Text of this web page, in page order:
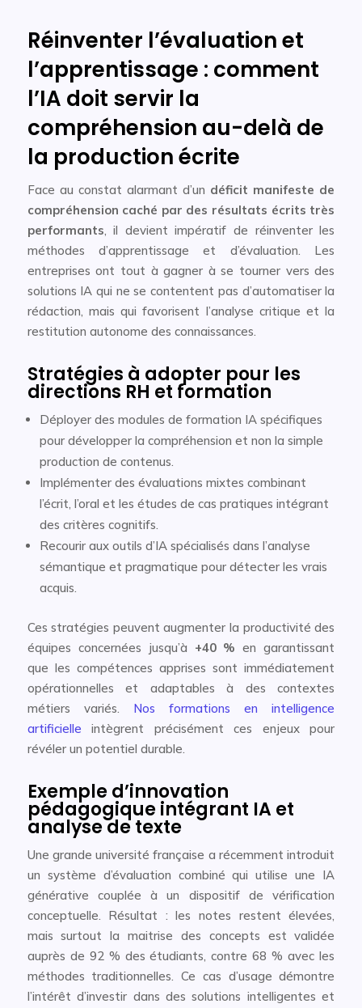
Réinventer l’évaluation et
l’apprentissage : comment
l’IA doit servir la
compréhension au-delà de
la production écrite
Face au constat alarmant d’un déficit manifeste de
compréhension caché par des résultats écrits très
performants, il devient impératif de réinventer les
méthodes d’apprentissage et d’évaluation. Les
entreprises ont tout à gagner à se tourner vers des
solutions IA qui ne se contentent pas d’automatiser la
rédaction, mais qui favorisent l’analyse critique et la
restitution autonome des connaissances.
Stratégies à adopter pour les
directions RH et formation
Déployer des modules de formation IA spécifiques
pour développer la compréhension et non la simple
production de contenus.
Implémenter des évaluations mixtes combinant
l’écrit, l’oral et les études de cas pratiques intégrant
des critères cognitifs.
Recourir aux outils d’IA spécialisés dans l’analyse
sémantique et pragmatique pour détecter les vrais
acquis.
Ces stratégies peuvent augmenter la productivité des
équipes concernées jusqu’à +40 % en garantissant
que les compétences apprises sont immédiatement
opérationnelles et adaptables à des contextes
métiers variés. Nos formations en intelligence
artificielle intègrent précisément ces enjeux pour
révéler un potentiel durable.
Exemple d’innovation
pédagogique intégrant IA et
analyse de texte
Une grande université française a récemment introduit
un système d’évaluation combiné qui utilise une IA
générative couplée à un dispositif de vérification
conceptuelle. Résultat : les notes restent élevées,
mais surtout la maitrise des concepts est validée
auprès de 92 % des étudiants, contre 68 % avec les
méthodes traditionnelles. Ce cas d’usage démontre
l’intérêt d’investir dans des solutions intelligentes et